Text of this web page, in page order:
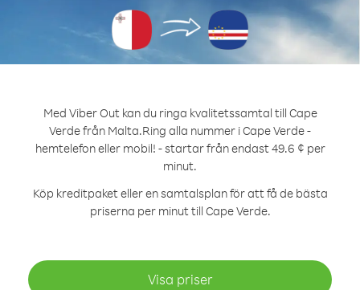
Med Viber Out kan du ringa kvalitetssamtal till Cape
Verde från Malta.Ring alla nummer i Cape Verde -
hemtelefon eller mobil! - startar från endast 49.6 ¢ per
minut.
Köp kreditpaket eller en samtalsplan för att få de bästa
priserna per minut till Cape Verde.
Visa priser